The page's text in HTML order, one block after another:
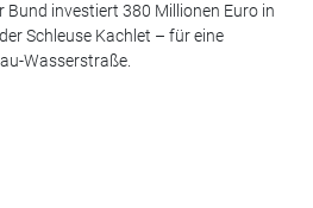
Bund investiert 380 Millionen Euro in
Schleuse Kachlet – für eine
Wasserstraße.